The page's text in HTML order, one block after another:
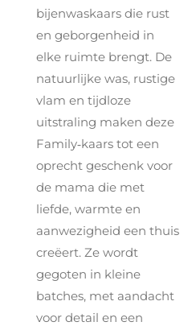
bijenwaskaars die rust
en geborgenheid in
elke ruimte brengt. De
natuurlijke was, rustige
vlam en tijdloze
uitstraling maken deze
Family‑kaars tot een
oprecht geschenk voor
de mama die met
liefde, warmte en
aanwezigheid een thuis
creëert. Ze wordt
gegoten in kleine
batches, met aandacht
voor detail en een